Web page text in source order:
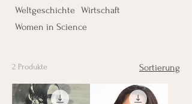
Weltgeschichte
Wirtschaft
Women in Science
2 Produkte Sortierung